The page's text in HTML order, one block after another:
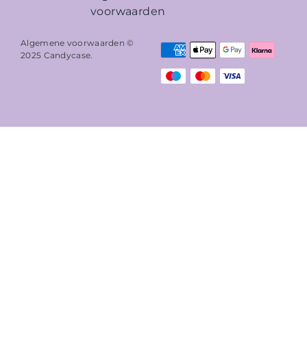
voorwaarden
Algemene voorwaarden ©
2025 Candycase.